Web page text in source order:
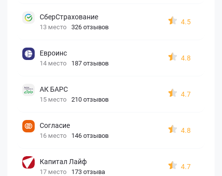
СберСтрахование
13 место 326 отзывов
4.5
Евроинс
14 место 187 отзывов
4.8
АК БАРС
15 место 210 отзывов
4.7
Согласие
16 место 146 отзывов
4.8
Капитал Лайф
17 место 173 отзыва
4.7